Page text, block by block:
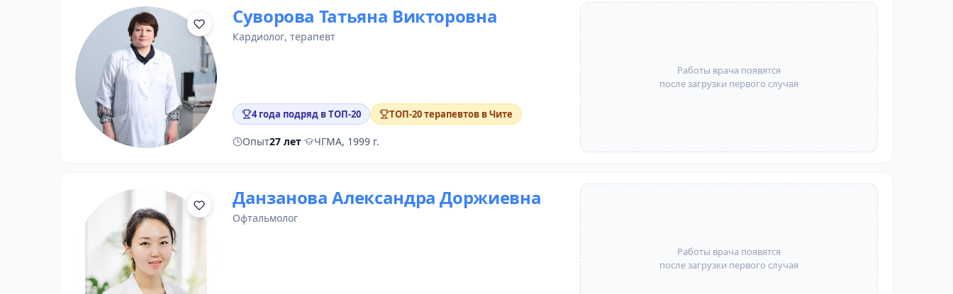
Суворова Татьяна Викторовна
кардиолог, терапевт
4 года подряд в ТОП-20 ТОП-20 терапевтов в Чите
Опыт27 лет· ЧГМА, 1999 г.
Работы врача появятся
после загрузки первого случая
Данзанова Александра Доржиевна
офтальмолог
Работы врача появятся
после загрузки первого случая